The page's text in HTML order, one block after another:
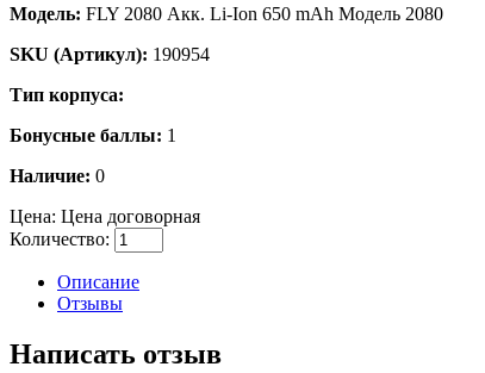
Модель: FLY 2080 Акк. Li-Ion 650 mAh Модель 2080
SKU (Артикул): 190954
Тип корпуса:
Бонусные баллы: 1
Наличие: 0
Цена: Цена договорная
Количество:
Описание
Отзывы
Написать отзыв